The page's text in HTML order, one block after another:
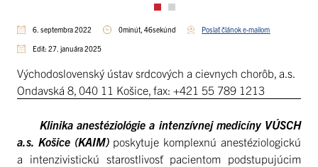
6. septembra 2022 0minút, 46sekúnd Poslať článok e-mailom
Edit: 27. januára 2025
Východoslovenský ústav srdcových a cievnych chorôb, a.s.
Ondavská 8, 040 11 Košice, fax: +421 55 789 1213
Klinika anestéziológie a intenzívnej medicíny VÚSCH
a.s. Košice (KAIM)poskytuje komplexnú anestéziologickú
a intenzivistickú starostlivosť pacientom podstupujúcim